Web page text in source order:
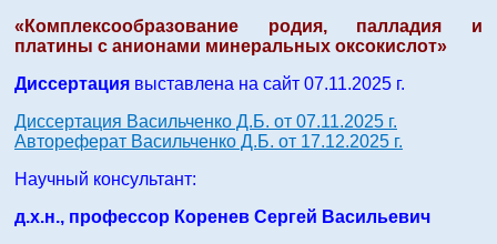
«Комплексообразование родия, палладия и
платины с анионами минеральных оксокислот»
Диссертация выставлена на сайт 07.11.2025 г.
Диссертация Васильченко Д.Б. от 07.11.2025 г.
Автореферат Васильченко Д.Б. от 17.12.2025 г.
Научный консультант:
д.х.н., профессор Коренев Сергей Васильевич